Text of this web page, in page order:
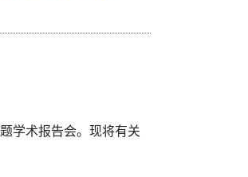
学术报告会。现将有关